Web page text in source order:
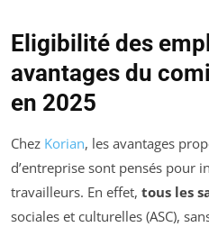
Eligibilité des
avantages du
en 2025
Chez Korian, les avantages
d’entreprise sont pensés pour
travailleurs. En effet, tous les
sociales et culturelles (ASC),